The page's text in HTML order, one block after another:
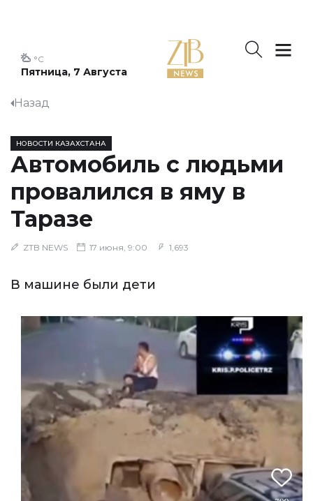
Пятница, 7 Августа
°C
Назад
НОВОСТИ КАЗАХСТАНА
Автомобиль с людьми
провалился в яму в
Таразе
ZTB NEWS 17 июня, 9:00 1,693
В машине были дети